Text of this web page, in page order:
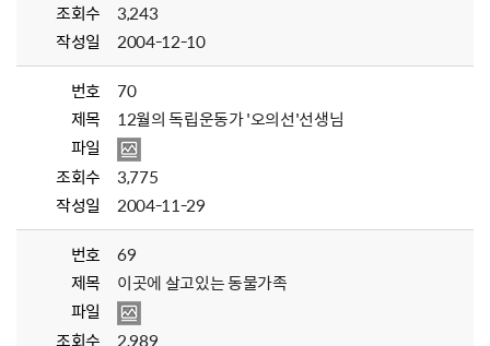
조회수
3,243
작성일
2004-12-10
번호
70
제목
12월의 독립운동가 '오의선'선생님
파일
조회수
3,775
작성일
2004-11-29
번호
69
제목
이곳에 살고있는 동물가족
파일
조회수
2,989